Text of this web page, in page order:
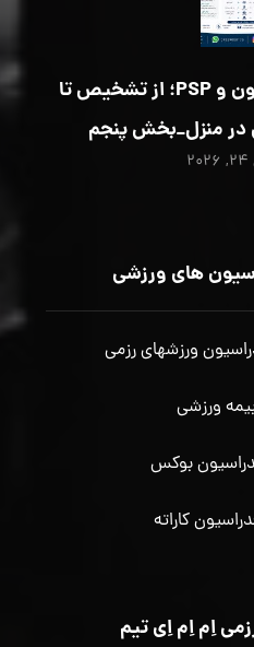
تفاوت بیماری پارکینسون و PSP؛ از تشخیص تا
منزل_بخش پنجم
های ورزشی
ورزشهای رزمی
ورزشی
بوکس
کاراته
اِم اِم اِی تیم